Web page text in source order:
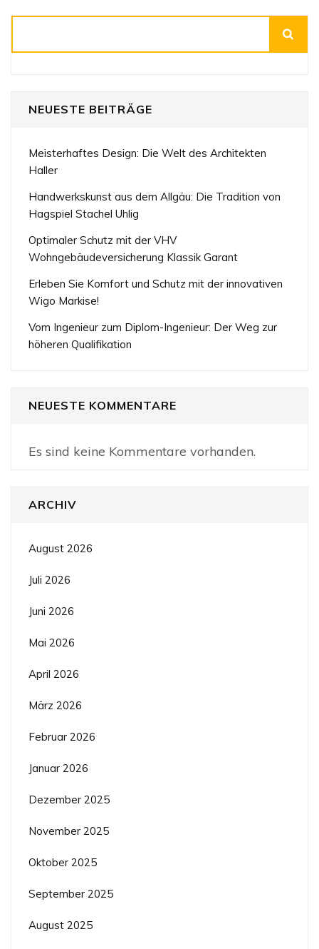
NEUESTE BEITRÄGE
Meisterhaftes Design: Die Welt des Architekten
Haller
Handwerkskunst aus dem Allgäu: Die Tradition von
Hagspiel Stachel Uhlig
Optimaler Schutz mit der VHV
Wohngebäudeversicherung Klassik Garant
Erleben Sie Komfort und Schutz mit der innovativen
Wigo Markise!
Vom Ingenieur zum Diplom-Ingenieur: Der Weg zur
höheren Qualifikation
NEUESTE KOMMENTARE
Es sind keine Kommentare vorhanden.
ARCHIV
August 2026
Juli 2026
Juni 2026
Mai 2026
April 2026
März 2026
Februar 2026
Januar 2026
Dezember 2025
November 2025
Oktober 2025
September 2025
August 2025